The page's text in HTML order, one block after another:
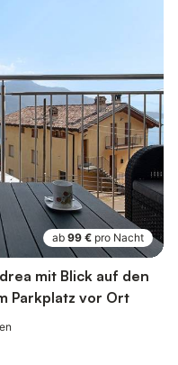
ab 99 € pro Nacht
mit Blick auf den
Parkplatz vor Ort